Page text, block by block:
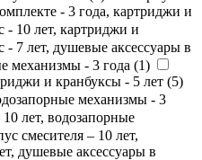
- 3 года, картриджи и
- 10 лет, картриджи и
- 7 лет, душевые аксессуары в
механизмы - 3 года (1)
и кранбуксы - 5 лет (5)
механизмы - 3
лет, водозапорные
смесителя – 10 лет,
душевые аксессуары в